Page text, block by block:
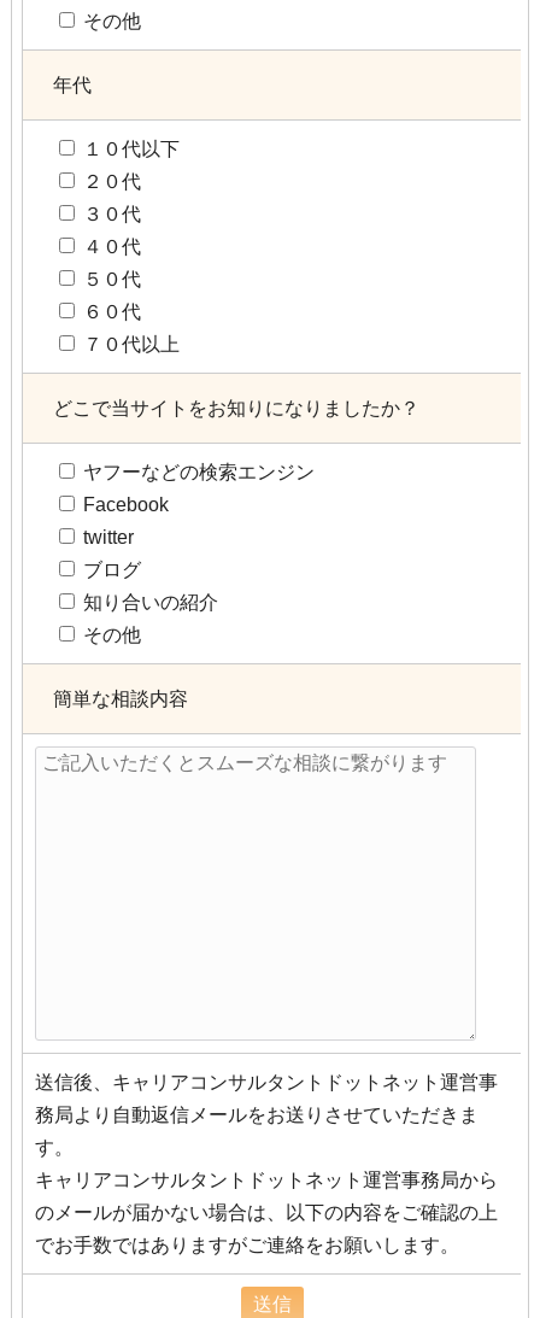
その他
年代
１０代以下
２０代
３０代
４０代
５０代
６０代
７０代以上
どこで当サイトをお知りになりましたか？
ヤフーなどの検索エンジン
Facebook
twitter
ブログ
知り合いの紹介
その他
簡単な相談内容
送信後、キャリアコンサルタントドットネット運営事
務局より自動返信メールをお送りさせていただきま
す。
キャリアコンサルタントドットネット運営事務局から
のメールが届かない場合は、以下の内容をご確認の上
でお手数ではありますがご連絡をお願いします。